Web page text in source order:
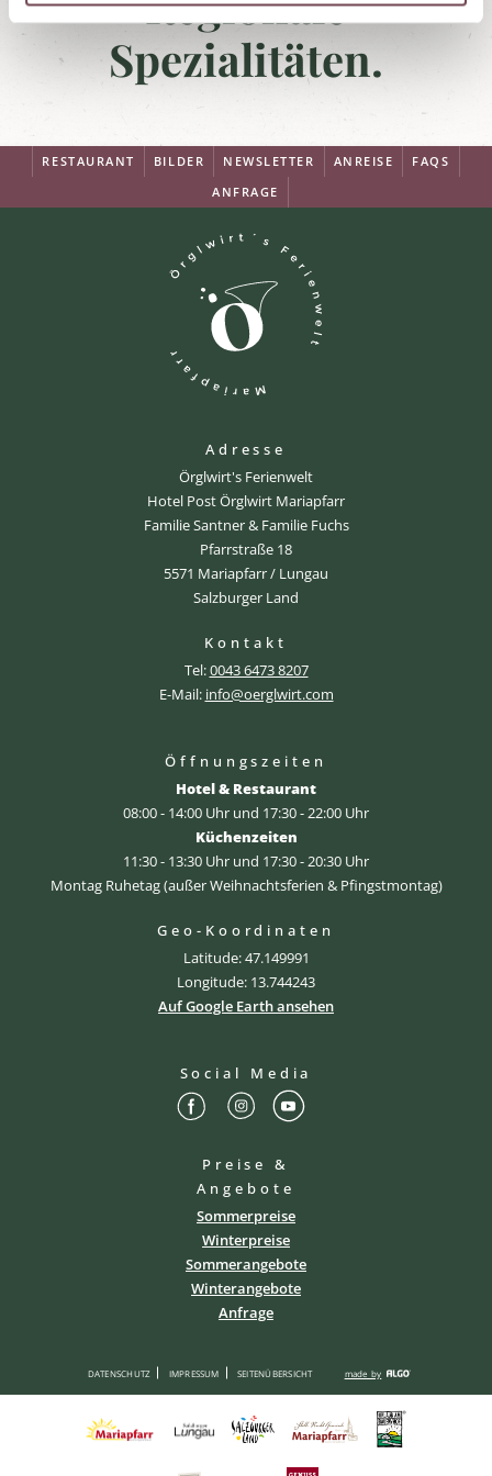
Spezialitäten.
RESTAURANT BILDER NEWSLETTER ANREISE
FAQS
ANFRAGE
Adresse
Örglwirt's Ferienwelt
Hotel Post Örglwirt Mariapfarr
Familie Santner & Familie Fuchs
Pfarrstraße 18
5571 Mariapfarr / Lungau
Salzburger Land
Kontakt
Tel:0043 6473 8207
E-Mail: info@oerglwirt.com
Öffnungszeiten
Hotel & Restaurant
08:00 - 14:00 Uhr und 17:30 - 22:00 Uhr
Küchenzeiten
11:30 - 13:30 Uhr und 17:30 - 20:30 Uhr
Montag Ruhetag (außer Weihnachtsferien & Pfingstmontag)
Geo-Koordinaten
Latitude: 47.149991
Longitude: 13.744243
Auf Google Earth ansehen
Social Media
Preise &
Angebote
Sommerpreise
Winterpreise
Sommerangebote
Winterangebote
Anfrage
DATENSCHUTZ IMPRESSUM SEITENÜBERSICHT made by